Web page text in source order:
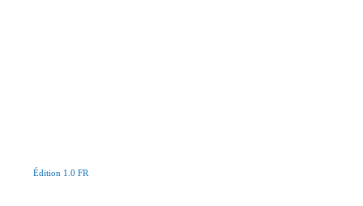
Édition 1.0 FR